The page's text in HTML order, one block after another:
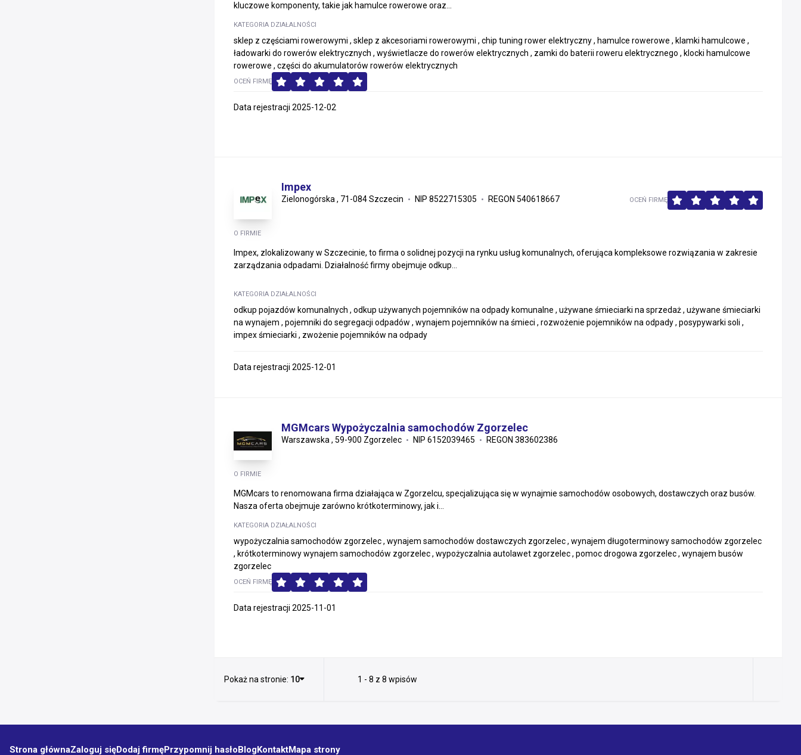
kluczowe komponenty, takie jak hamulce rowerowe oraz...
KATEGORIA DZIAŁALNOŚCI
sklep z częściami rowerowymi , sklep z akcesoriami rowerowymi , chip tuning rower elektryczny , hamulce rowerowe , klamki hamulcowe ,
ładowarki do rowerów elektrycznych , wyświetlacze do rowerów elektrycznych , zamki do baterii roweru elektrycznego , klocki hamulcowe
rowerowe , części do akumulatorów rowerów elektrycznych
OCEŃ FIRMĘ
Data rejestracji 2025-12-02
Impex
Zielonogórska , 71-084 Szczecin NIP 8522715305 REGON 540618667
O FIRMIE
Impex, zlokalizowany w Szczecinie, to firma o solidnej pozycji na rynku usług komunalnych, oferująca kompleksowe rozwiązania w zakresie
zarządzania odpadami. Działalność firmy obejmuje odkup...
KATEGORIA DZIAŁALNOŚCI
odkup pojazdów komunalnych , odkup używanych pojemników na odpady komunalne , używane śmieciarki na sprzedaż , używane śmieciarki
na wynajem , pojemniki do segregacji odpadów , wynajem pojemników na śmieci , rozwożenie pojemników na odpady , posypywarki soli ,
impex śmieciarki , zwożenie pojemników na odpady
OCEŃ FIRMĘ
Data rejestracji 2025-12-01
MGMcars Wypożyczalnia samochodów Zgorzelec
Warszawska , 59-900 Zgorzelec NIP 6152039465 REGON 383602386
O FIRMIE
MGMcars to renomowana firma działająca w Zgorzelcu, specjalizująca się w wynajmie samochodów osobowych, dostawczych oraz busów.
Nasza oferta obejmuje zarówno krótkoterminowy, jak i...
KATEGORIA DZIAŁALNOŚCI
wypożyczalnia samochodów zgorzelec , wynajem samochodów dostawczych zgorzelec , wynajem długoterminowy samochodów zgorzelec
, krótkoterminowy wynajem samochodów zgorzelec , wypożyczalnia autolawet zgorzelec , pomoc drogowa zgorzelec , wynajem busów
zgorzelec
OCEŃ FIRMĘ
Data rejestracji 2025-11-01
Pokaż na stronie: 10 1 - 8 z 8 wpisów
Strona głównaZaloguj sięDodaj firmęPrzypomnij hasłoBlogKontaktMapa strony